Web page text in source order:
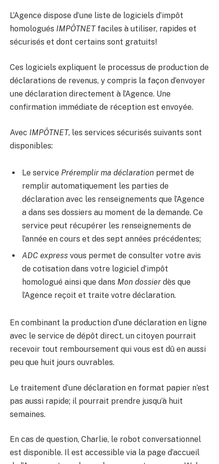
L’Agence dispose d’une liste de logiciels d’impôt
homologués IMPÔTNETfaciles à utiliser, rapides et
sécurisés et dont certains sont gratuits!
Ces logiciels expliquent le processus de production de
déclarations de revenus, y compris la façon d’envoyer
une déclaration directement à l’Agence. Une
confirmation immédiate de réception est envoyée.
Avec IMPÔTNET, les services sécurisés suivants sont
disponibles:
Le service Préremplir ma déclaration permet de
remplir automatiquement les parties de
déclaration avec les renseignements que l’Agence
a dans ses dossiers au moment de la demande. Ce
service peut récupérer les renseignements de
l’année en cours et des sept années précédentes;
ADC express vous permet de consulter votre avis
de cotisation dans votre logiciel d’impôt
homologué ainsi que dans Mon dossier dès que
l’Agence reçoit et traite votre déclaration.
En combinant la production d’une déclaration en ligne
avec le service de dépôt direct, un citoyen pourrait
recevoir tout remboursement qui vous est dû en aussi
peu que huit jours ouvrables.
Le traitement d’une déclaration en format papier n’est
pas aussi rapide; il pourrait prendre jusqu’à huit
semaines.
En cas de question, Charlie, le robot conversationnel
est disponible. Il est accessible via la page d’accueil